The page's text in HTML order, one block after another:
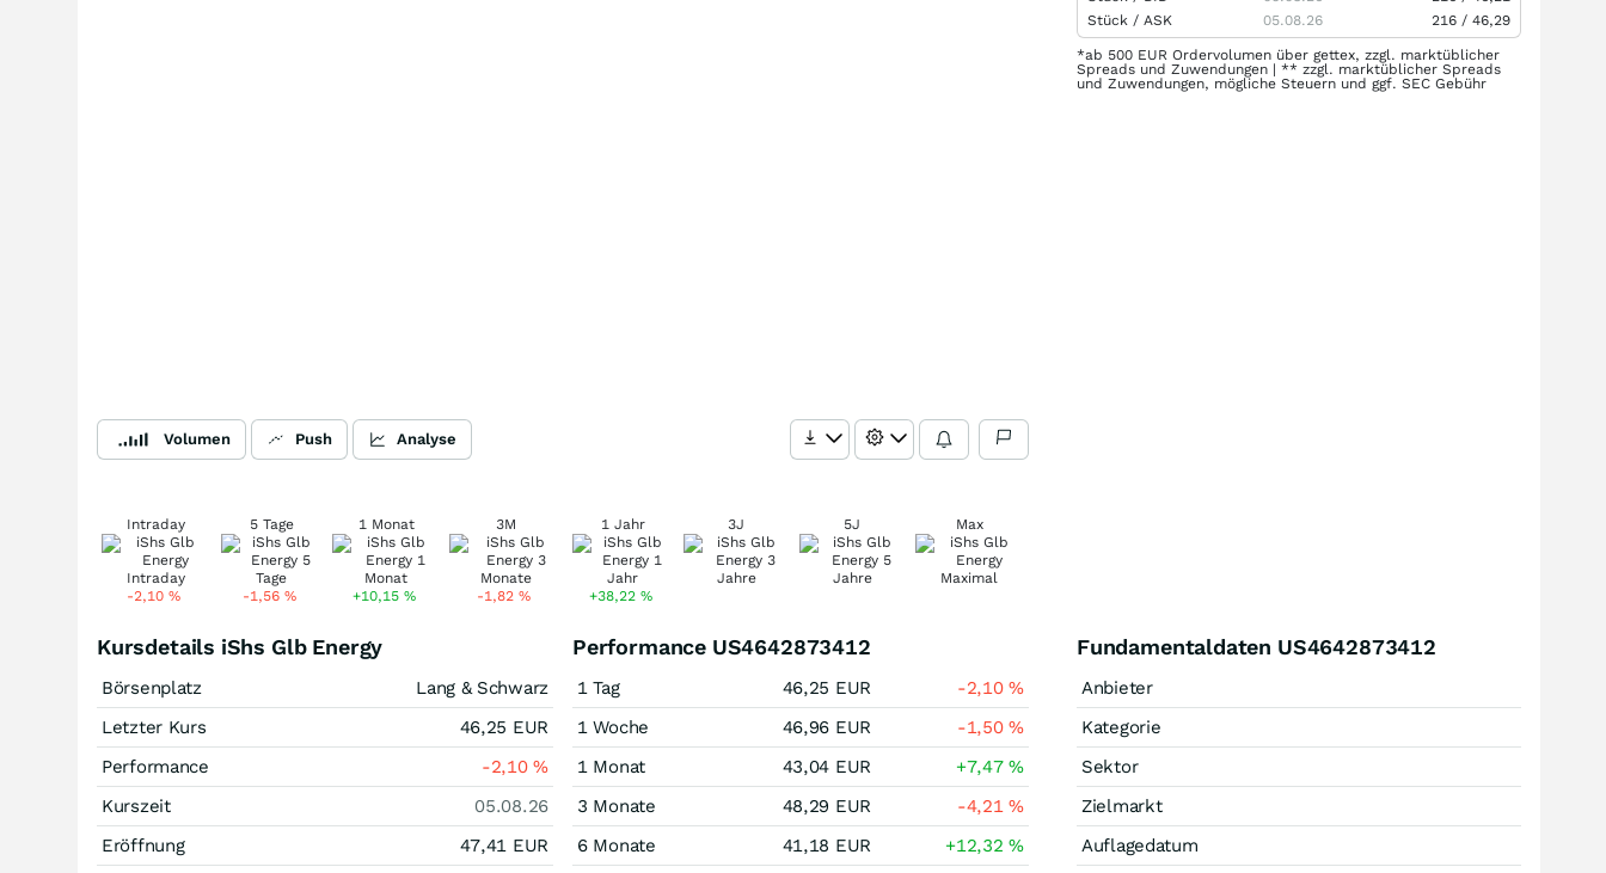
Volumen Push Analyse
Intraday
-2,10%
5 Tage
-1,56 %
1 Monat
+10,15 %
3M
-1,82%
1 Jahr
+38,22 %
3J 5J Max
Stück / ASK 05.08.26 216 / 46,29
*ab 500 EUR Ordervolumen über gettex, zzgl. marktüblicher
Spreads und Zuwendungen | ** zzgl. marktüblicher Spreads
und Zuwendungen, mögliche Steuern und ggf. SEC Gebühr
Kursdetails iShs Glb Energy
Börsenplatz
Lang & Schwarz
Letzter Kurs
46,25 EUR
Performance
-2,10%
Kurszeit
05.08.26
Eröffnung
47,41 EUR
Performance US4642873412
1 Tag 46,25 EUR -2,10%
1 Woche
46,96 EUR -1,50%
1 Monat
43,04 EUR +7,47%
3 Monate
48,29 EUR -4,21%
6 Monate
41,18 EUR +12,32%
Fundamentaldaten US4642873412
Anbieter
Kategorie
Sektor
Zielmarkt
Auflagedatum